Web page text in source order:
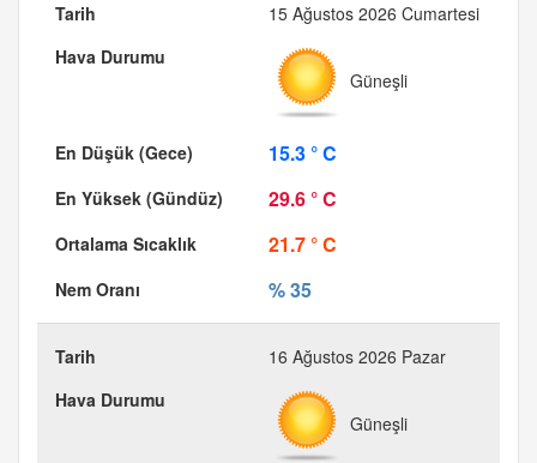
15 Ağustos 2026 Cumartesi
Güneşli
15.3 ° C
29.6 ° C
21.7 ° C
% 35
16 Ağustos 2026 Pazar
Güneşli